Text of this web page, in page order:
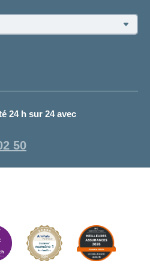
24 h sur 24 avec
50